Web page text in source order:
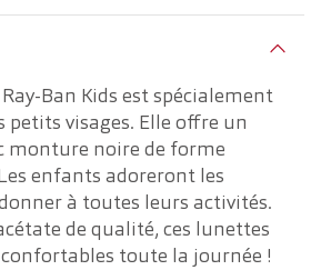
ponte:
lente: 49 mm
130 mm
Ban Kids est spécialement
petits visages. Elle offre un
monture noire de forme
enfants adoreront les
à toutes leurs activités.
de qualité, ces lunettes
toute la journée !